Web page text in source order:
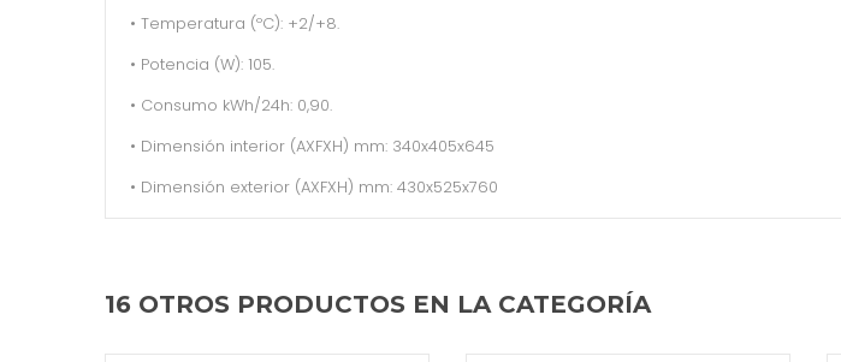
• Temperatura (ºC): +2/+8.
• Potencia (W): 105.
• Consumo kWh/24h: 0,90.
• Dimensión interior (AXFXH) mm: 340x405x645
• Dimensión exterior (AXFXH) mm: 430x525x760
16 OTROS PRODUCTOS EN LA CATEGORÍA